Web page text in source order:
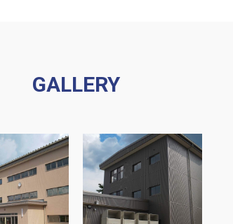
GALLERY